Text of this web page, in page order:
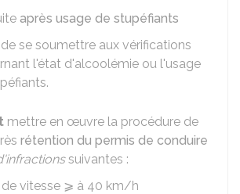
après usage de stupéfiants
se soumettre aux vérifications
l'état d'alcoolémie ou l'usage
mettre en œuvre la procédure de
rétention du permis de conduire
suivantes :
de vitesse ⩾ à 40 km/h